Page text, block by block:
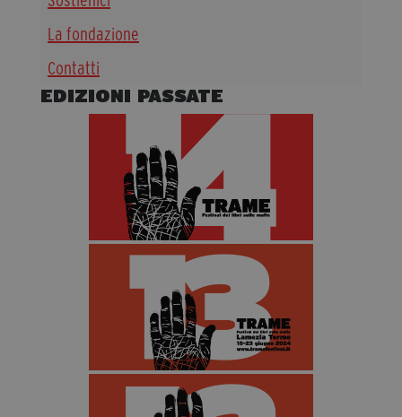
Diventa Partner
Dona
Fondazione Trame
#Trameascuola
Visioni Civiche
Mostra 3D - Visioni Civiche
EDIZIONI PASSATE
La fondazione
Contatti